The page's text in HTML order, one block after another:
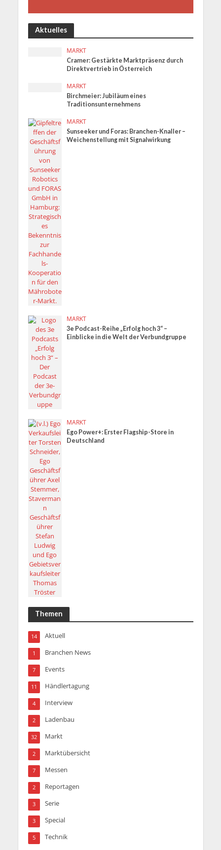
Aktuelles
MARKT
Cramer: Gestärkte Marktpräsenz durch
Direktvertrieb in Österreich
MARKT
Birchmeier: Jubiläum eines
Traditionsunternehmens
MARKT
Sunseeker und Foras: Branchen-Knaller –
Weichenstellung mit Signalwirkung
MARKT
3e Podcast-Reihe „Erfolg hoch 3“ –
Einblicke in die Welt der Verbundgruppe
MARKT
Ego Power+: Erster Flagship-Store in
Deutschland
Themen
Aktuell
14
Branchen News
1
Events
7
Händlertagung
11
Interview
4
Ladenbau
2
Markt
32
Marktübersicht
2
Messen
7
Reportagen
2
Serie
3
Special
3
Technik
5